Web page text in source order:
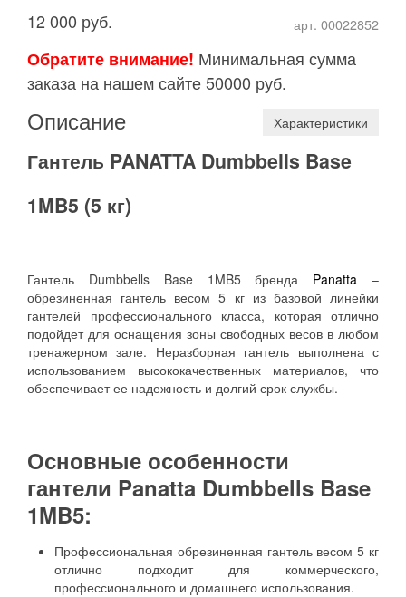
арт. 00022852
12 000 руб.
Обратите внимание! Минимальная сумма
заказа на нашем сайте 50000 руб.
Описание Характеристики
Гантель PANATTA Dumbbells Base
1MB5 (5 кг)
Гантель Dumbbells Base 1MB5 бренда Panatta –
обрезиненная гантель весом 5 кг из базовой линейки
гантелей профессионального класса, которая отлично
подойдет для оснащения зоны свободных весов в любом
тренажерном зале. Неразборная гантель выполнена с
использованием высококачественных материалов, что
обеспечивает ее надежность и долгий срок службы.
Основные особенности
гантели Panatta Dumbbells Base
1MB5:
Профессиональная обрезиненная гантель весом 5 кг
отлично подходит для коммерческого,
профессионального и домашнего использования.